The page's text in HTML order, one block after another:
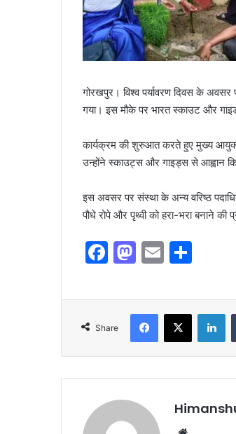
​गोरखपुर। विश्व पर्यावरण दिवस के अवसर
गया। इस मौके पर भारत स्काउट और
​कार्यक्रम की शुरुआत करते हुए मुख्य आयुक्त
उन्होंने स्काउट्स और गाइड्स से आह्वान
इस अवसर पर संस्था के अन्य वरिष्ठ
पौधे रोपे और पृथ्वी को हरा-भरा बनाने की
F
c
e
o
o
k
M
st
o
d
o
n
E
ai
l
ar
e
Share